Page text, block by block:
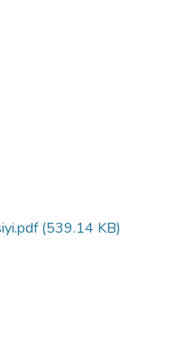
(539.14 KB)